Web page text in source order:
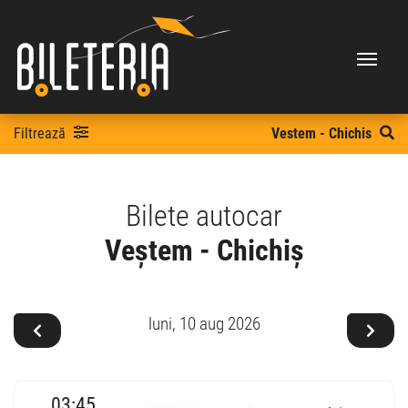
Filtrează Vestem - Chichis
Bilete autocar
Veștem - Chichiș
luni, 10 aug 2026